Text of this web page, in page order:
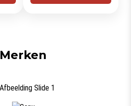
Merken